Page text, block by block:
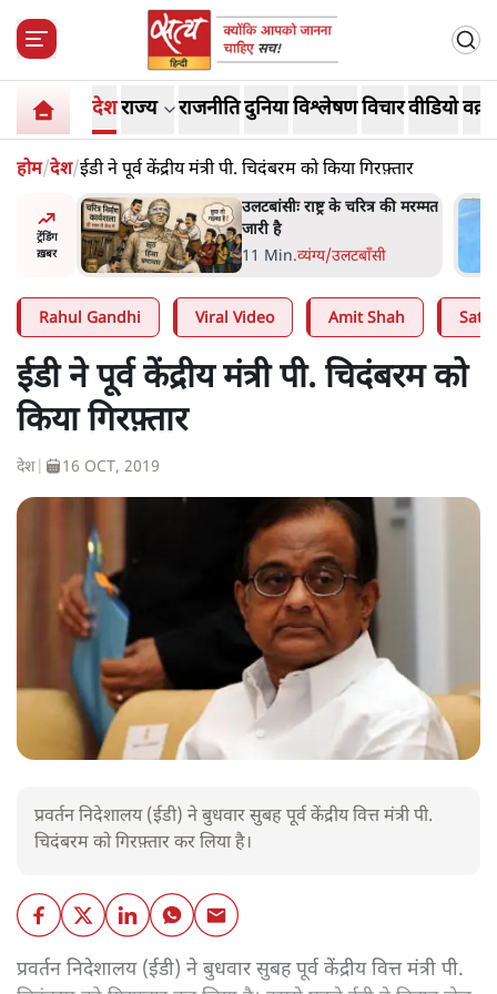
देशराज्य राजनीतिदुनियाविश्लेषणविचारवीडियो
होम/देश/ईडी ने पूर्व केंद्रीय मंत्री पी. चिदंबरम को किया गिरफ़्तार
ट्रेंडिंग
ख़बर
राष्ट्र के चरित्र की मरम्मत
व्यंग्य/उलटबाँसी
भागवत बोले- 'जेन ज़ी
विरोधी नहीं'; अतुल लिमये
6 Min.
Rahul Gandhi Viral Video Amit Shah
ईडी ने पूर्व केंद्रीय मंत्री पी. चिदंबरम को
किया गिरफ़्तार
देश 16 OCT, 2019
प्रवर्तन निदेशालय (ईडी) ने बुधवार सुबह पूर्व केंद्रीय वित्त मंत्री पी.
चिदंबरम को गिरफ़्तार कर लिया है।
प्रवर्तन निदेशालय (ईडी) ने बुधवार सुबह पूर्व केंद्रीय वित्त मंत्री पी.